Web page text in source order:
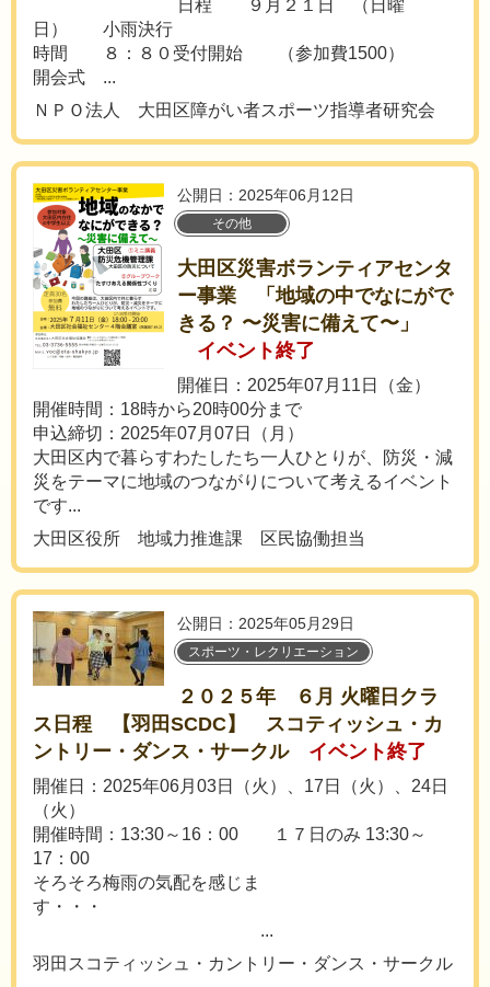
日程 ９月２１日 （日曜
日） 小雨決行
時間 ８：８０受付開始 （参加費1500）
開会式 ...
ＮＰＯ法人 大田区障がい者スポーツ指導者研究会
公開日：2025年06月12日
その他
大田区災害ボランティアセンタ
ー事業 「地域の中でなにがで
きる？ 〜災害に備えて〜」
イベント終了
開催日：2025年07月11日（金）
開催時間：18時から20時00分まで
申込締切：2025年07月07日（月）
大田区内で暮らすわたしたち一人ひとりが、防災・減
災をテーマに地域のつながりについて考えるイベント
です...
大田区役所 地域力推進課 区民協働担当
公開日：2025年05月29日
スポーツ・レクリエーション
２０２５年 ６月 火曜日クラ
ス日程 【羽田SCDC】 スコティッシュ・カ
ントリー・ダンス・サークル
イベント終了
開催日：2025年06月03日（火）、17日（火）、24日
（火）
開催時間：13:30～16：00 １７日のみ 13:30～
17：00
そろそろ梅雨の気配を感じま
す・・・
...
羽田スコティッシュ・カントリー・ダンス・サークル